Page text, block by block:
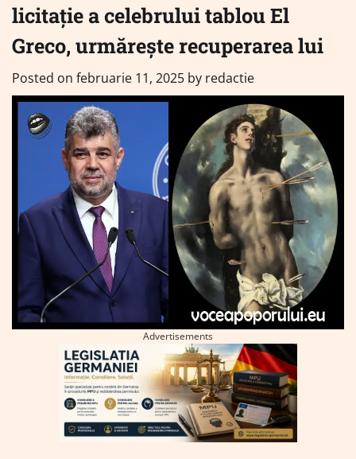
licitație a celebrului tablou El
Greco, urmărește recuperarea lui
Posted on februarie 11, 2025 by redactie
Advertisements